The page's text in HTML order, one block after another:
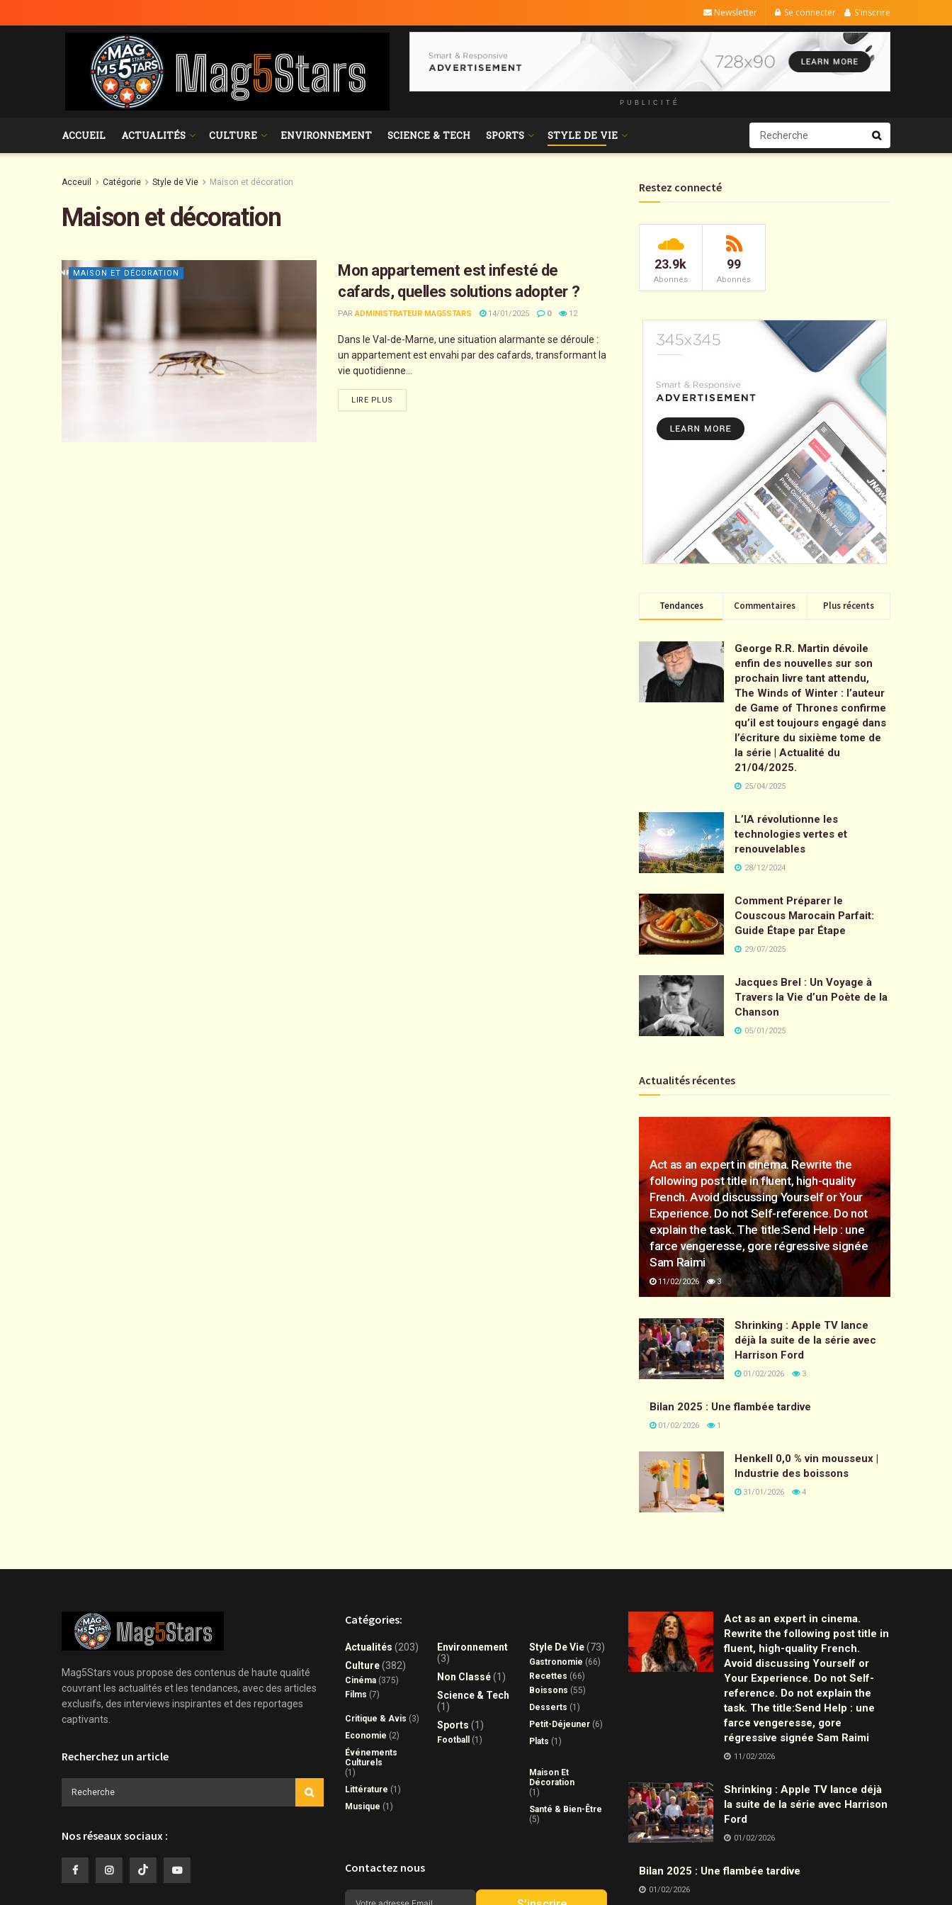
Newsletter Se connecter S'inscrire
PUBLICITÉ
ACCUEIL ACTUALITÉS CULTURE ENVIRONNEMENT SCIENCE & TECH SPORTS STYLE DE VIE
Acceuil Catégorie Style de Vie Maison et décoration
Maison et décoration
MAISON ET DÉCORATION
Mon appartement est infesté de
cafards, quelles solutions adopter ?
PAR ADMINISTRATEUR MAG5STARS 14/01/2025 0 12
Dans le Val-de-Marne, une situation alarmante se déroule :
un appartement est envahi par des cafards, transformant la
vie quotidienne...
LIRE PLUS
Restez connecté
23.9k
Abonnés
99
Abonnés
Tendances Commentaires Plus récents
George R.R. Martin dévoile
enfin des nouvelles sur son
prochain livre tant attendu,
The Winds of Winter : l’auteur
de Game of Thrones confirme
qu’il est toujours engagé dans
l’écriture du sixième tome de
la série | Actualité du
21/04/2025.
25/04/2025
L’IA révolutionne les
technologies vertes et
renouvelables
28/12/2024
Comment Préparer le
Couscous Marocain Parfait:
Guide Étape par Étape
29/07/2025
Jacques Brel : Un Voyage à
Travers la Vie d’un Poète de la
Chanson
05/01/2025
Actualités récentes
Act as an expert in cinema. Rewrite the
following post title in fluent, high-quality
French. Avoid discussing Yourself or Your
Experience. Do not Self-reference. Do not
explain the task. The title:Send Help : une
farce vengeresse, gore régressive signée
Sam Raimi
11/02/2026 3
Shrinking : Apple TV lance
déjà la suite de la série avec
Harrison Ford
01/02/2026 3
Bilan 2025 : Une flambée tardive
01/02/2026 1
Henkell 0,0 % vin mousseux |
Industrie des boissons
31/01/2026 4
Mag5Stars vous propose des contenus de haute qualité
couvrant les actualités et les tendances, avec des articles
exclusifs, des interviews inspirantes et des reportages
captivants.
Recherchez un article
Nos réseaux sociaux :
Catégories:
Actualités (203)
Culture(382)
Cinéma (375)
Films (7)
Critique & Avis (3)
Economie (2)
Événements
Culturels
(1)
Littérature (1)
Musique (1)
Environnement
(3)
Non Classé(1)
Science & Tech
(1)
Sports (1)
Football (1)
Style De Vie(73)
Gastronomie (66)
Recettes (66)
Boissons (55)
Desserts (1)
Petit-Déjeuner (6)
Plats (1)
Maison Et
Décoration
(1)
Santé & Bien-Être
(5)
Contactez nous
Act as an expert in cinema.
Rewrite the following post title in
fluent, high-quality French.
Avoid discussing Yourself or
Your Experience. Do not Self-
reference. Do not explain the
task. The title:Send Help : une
farce vengeresse, gore
régressive signée Sam Raimi
11/02/2026
Shrinking : Apple TV lance déjà
la suite de la série avec Harrison
Ford
01/02/2026
Bilan 2025 : Une flambée tardive
01/02/2026